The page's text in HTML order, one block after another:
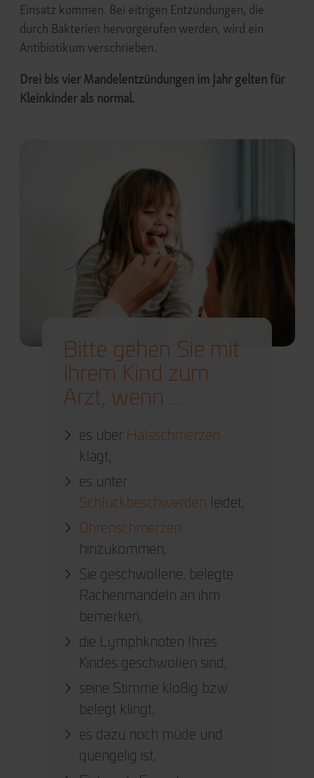
Einsatz kommen. Bei eitrigen Entzündungen, die
durch Bakterien hervorgerufen werden, wird ein
Antibiotikum verschrieben.
Drei bis vier Mandelentzündungen im Jahr gelten für
Kleinkinder als normal.
Bitte gehen Sie mit
Ihrem Kind zum
Arzt, wenn ...
es über Halsschmerzen
klagt,
es unter
Schluckbeschwerden leidet,
Ohrenschmerzen
hinzukommen,
Sie geschwollene, belegte
Rachenmandeln an ihm
bemerken,
die Lymphknoten Ihres
Kindes geschwollen sind,
seine Stimme kloßig bzw.
belegt klingt,
es dazu noch müde und
quengelig ist,